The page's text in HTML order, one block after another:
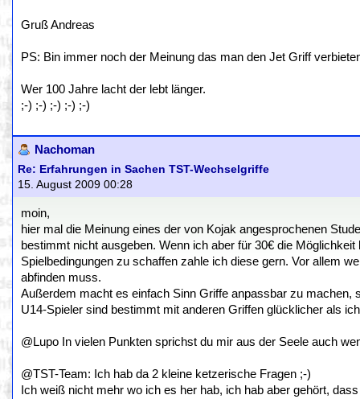
Gruß Andreas
PS: Bin immer noch der Meinung das man den Jet Griff
Wer 100 Jahre lacht der lebt länger.
;-) ;-) ;-) ;-) ;-)
Nachoman
Re: Erfahrungen in Sachen TST-Wechselgriffe
15. August 2009 00:28
moin,
hier mal die Meinung eines der von Kojak angesprochenen
bestimmt nicht ausgeben. Wenn ich aber für 30€ die
Spielbedingungen zu schaffen zahle ich diese gern. Vor allem
abfinden muss.
Außerdem macht es einfach Sinn Griffe anpassbar zu
U14-Spieler sind bestimmt mit anderen Griffen glücklicher als
@Lupo In vielen Punkten sprichst du mir aus der Seele auch
@TST-Team: Ich hab da 2 kleine ketzerische Fragen ;-)
Ich weiß nicht mehr wo ich es her hab, ich hab aber gehört,